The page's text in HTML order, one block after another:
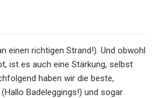
einen richtigen Strand!). Und obwohl
ist es auch eine Stärkung, selbst
haben wir die beste,
Badeleggings!) und sogar